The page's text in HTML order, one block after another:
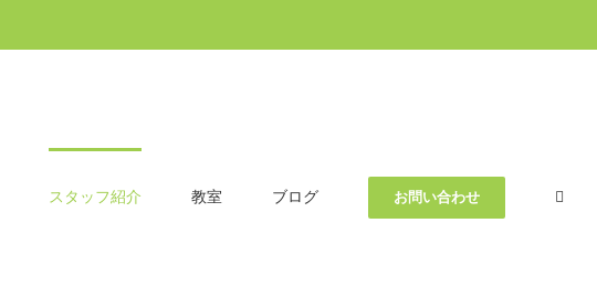
スタッフ紹介 教室 ブログ お問い合わせ